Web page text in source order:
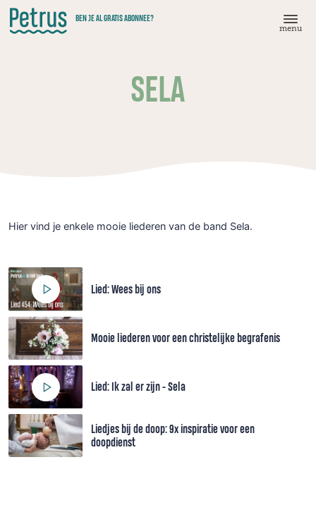
Doorgaan
naar
hoofdinhoud
BEN JE AL GRATIS ABONNEE?
menu
SELA
Hier vind je enkele mooie liederen van de band Sela.
Lied: Wees bij ons
Mooie liederen voor een christelijke begrafenis
Lied: Ik zal er zijn - Sela
Liedjes bij de doop: 9x inspiratie voor een
doopdienst